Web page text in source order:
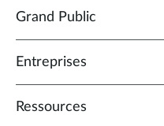
Grand Public
Entreprises
Ressources